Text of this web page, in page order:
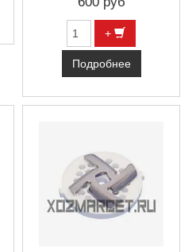
+
Подробнее